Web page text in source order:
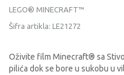
LEGO® MINECRAFT™
Šifra artikla: LE21272
Oživite film Minecraft® sa
pilića dok se bore u sukobu u